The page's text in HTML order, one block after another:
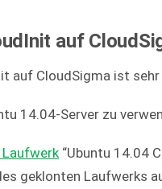
auf
auf CloudSigma ist
14.04-Server zu
Laufwerk “Ubuntu 14.04
geklonten Laufwerks